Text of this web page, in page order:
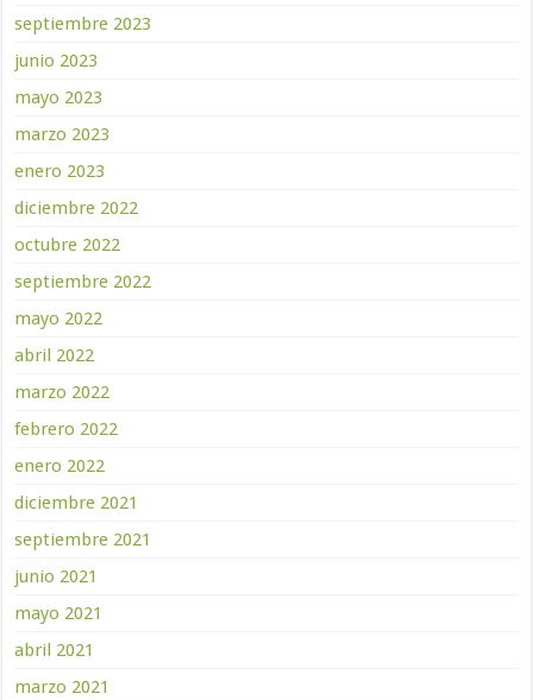
septiembre 2023
junio 2023
mayo 2023
marzo 2023
enero 2023
diciembre 2022
octubre 2022
septiembre 2022
mayo 2022
abril 2022
marzo 2022
febrero 2022
enero 2022
diciembre 2021
septiembre 2021
junio 2021
mayo 2021
abril 2021
marzo 2021